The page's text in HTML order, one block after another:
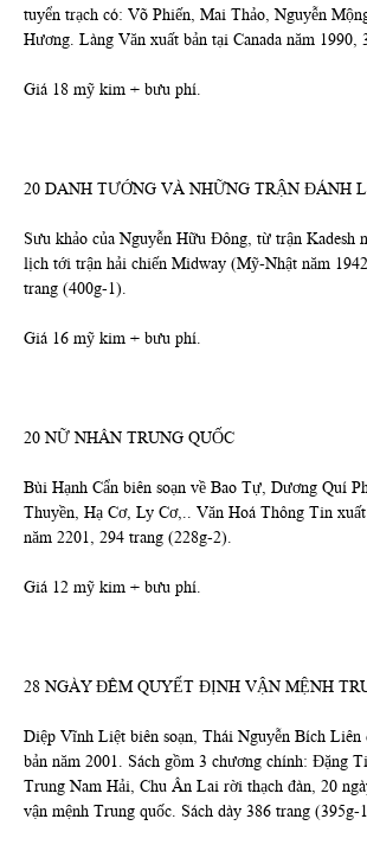
tuyển trạch có: Võ Phiến, Mai Thảo, Nguyễn
Hương. Làng Văn xuất bản tại Canada năm 1990,
Giá 18 mỹ kim + bưu phí.
20 DANH TƯỚNG VÀ NHỮNG TRẬN ĐÁNH
Sưu khảo của Nguyễn Hữu Đông, từ trận Kadesh
lịch tới trận hải chiến Midway (Mỹ-Nhật năm
trang (400g-1).
Giá 16 mỹ kim + bưu phí.
20 NỮ NHÂN TRUNG QUỐC
Bùi Hạnh Cẩn biên soạn về Bao Tự, Dương Quí
Thuyền, Hạ Cơ, Ly Cơ,.. Văn Hoá Thông Tin
năm 2201, 294 trang (228g-2).
Giá 12 mỹ kim + bưu phí.
28 NGÀY ĐÊM QUYẾT ĐỊNH VẬN MỆNH
Diệp Vĩnh Liệt biên soạn, Thái Nguyễn Bích Liên
bản năm 2001. Sách gồm 3 chương chính: Đặng
Trung Nam Hải, Chu Ân Lai rời thạch đàn, 20
vận mệnh Trung quốc. Sách dày 386 trang (395g-